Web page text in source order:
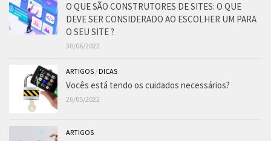
O QUE SÃO CONSTRUTORES DE SITES: O QUE
DEVE SER CONSIDERADO AO ESCOLHER UM PARA
O SEU SITE ?
30/06/2022
ARTIGOS /DICAS
Vocês está tendo os cuidados necessários?
26/05/2022
ARTIGOS